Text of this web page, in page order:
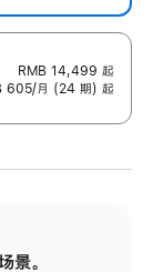
RMB 14,499 起
605/月 (24 期) 起
景。